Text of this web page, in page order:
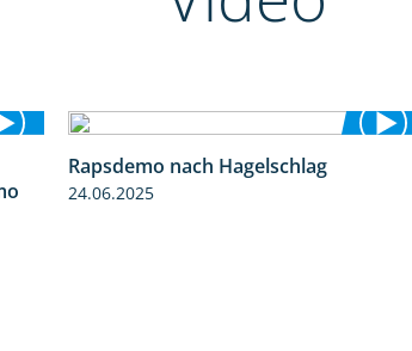
Rapsdemo nach Hagelschlag
24.06.2025